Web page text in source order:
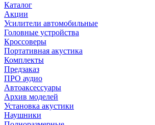
Каталог
Акции
Усилители автомобильные
Головные устройства
Кроссоверы
Портативная акустика
Комплекты
Предзаказ
ПРО аудио
Автоаксессуары
Архив моделей
Установка акустики
Наушники